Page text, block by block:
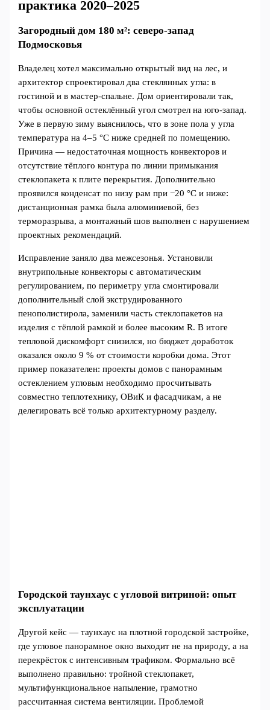
практика 2020–2025
Загородный дом 180 м²: северо‑запад
Подмосковья
Владелец хотел максимально открытый вид на лес, и
архитектор спроектировал два стеклянных угла: в
гостиной и в мастер‑спальне. Дом ориентировали так,
чтобы основной остеклённый угол смотрел на юго‑запад.
Уже в первую зиму выяснилось, что в зоне пола у угла
температура на 4–5 °С ниже средней по помещению.
Причина — недостаточная мощность конвекторов и
отсутствие тёплого контура по линии примыкания
стеклопакета к плите перекрытия. Дополнительно
проявился конденсат по низу рам при −20 °С и ниже:
дистанционная рамка была алюминиевой, без
терморазрыва, а монтажный шов выполнен с нарушением
проектных рекомендаций.
Исправление заняло два межсезонья. Установили
внутрипольные конвекторы с автоматическим
регулированием, по периметру угла смонтировали
дополнительный слой экструдированного
пенополистирола, заменили часть стеклопакетов на
изделия с тёплой рамкой и более высоким R. В итоге
тепловой дискомфорт снизился, но бюджет доработок
оказался около 9 % от стоимости коробки дома. Этот
пример показателен: проекты домов с панорамным
остеклением угловым необходимо просчитывать
совместно теплотехнику, ОВиК и фасадчикам, а не
делегировать всё только архитектурному разделу.
Городской таунхаус с угловой витриной: опыт
эксплуатации
Другой кейс — таунхаус на плотной городской застройке,
где угловое панорамное окно выходит не на природу, а на
перекрёсток с интенсивным трафиком. Формально всё
выполнено правильно: тройной стеклопакет,
мультифункциональное напыление, грамотно
рассчитанная система вентиляции. Проблемой